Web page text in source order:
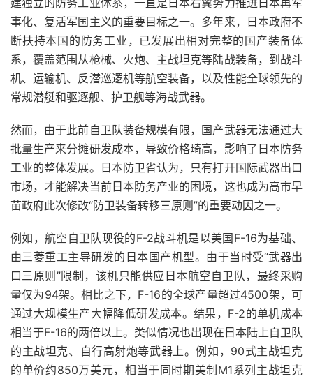
建独立的防务工业体系，一直是日本右翼势力推进日本再军
事化、复活军国主义的重要目标之一。多年来，日本政府不
断扶持本国的防务工业，已发展出相对完整的国产装备体
系，覆盖范围从枪械、火炮、主战坦克等陆战装备，到战斗
机、运输机、反潜巡逻机等航空装备，以及性能全球领先的
常规潜艇和驱逐舰、护卫舰等海战武器。
然而，由于此前自卫队装备规模有限，国产武器无法通过大
批量生产来分摊研发成本，导致价格畸高，影响了日本防务
工业的整体发展。日本防卫省认为，只有打开国际武器出口
市场，才能解决当前日本防务产业的困境，这也成为高市早
苗政府此次修改“防卫装备转移三原则”的重要动因之一。
例如，航空自卫队现役的F-2战斗机是以美国F-16为基础、
由三菱重工主导研发的日本国产机型。由于当时受“武器出
口三原则”限制，该机只能供应日本航空自卫队，最终采购
量仅为94架。相比之下，F-16的全球产量超过4500架，可
通过大规模生产大幅降低研发成本。结果，F-2的单机成本
相当于F-16的两倍以上。类似情况也出现在日本陆上自卫队
的主战坦克、自行高射炮等武器上。例如，90式主战坦克
的单价约850万美元，相当于同时期美制M1系列主战坦克